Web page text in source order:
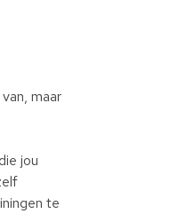
maar
jou
te